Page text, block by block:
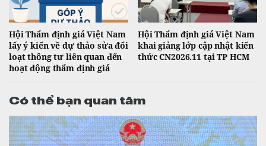
Hội Thẩm định giá Việt Nam
lấy ý kiến về dự thảo sửa đổi
loạt thông tư liên quan đến
hoạt động thẩm định giá
Hội Thẩm định giá Việt Nam
khai giảng lớp cập nhật kiến
thức CN2026.11 tại TP HCM
Có thể bạn quan tâm